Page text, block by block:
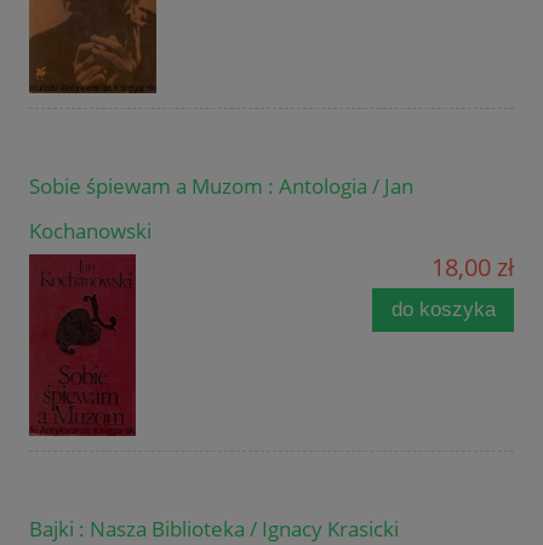
Sobie śpiewam a Muzom : Antologia / Jan
Kochanowski
18,00 zł
do koszyka
Bajki : Nasza Biblioteka / Ignacy Krasicki